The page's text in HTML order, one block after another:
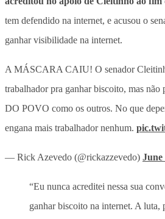
tem defendido na internet, e acusou o
ganhar visibilidade na internet.
A MÁSCARA CAIU! O senador
trabalhador pra ganhar biscoito, mas
DO POVO como os outros. No que
engana mais trabalhador nenhum.
— Rick Azevedo (@rickazzevedo) June
“Eu nunca acreditei nessa sua
ganhar biscoito na internet. A luta,